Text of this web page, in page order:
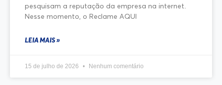
pesquisam a reputação da empresa na internet.
Nesse momento, o Reclame AQUI
LEIA MAIS »
15 de julho de 2026 Nenhum comentário